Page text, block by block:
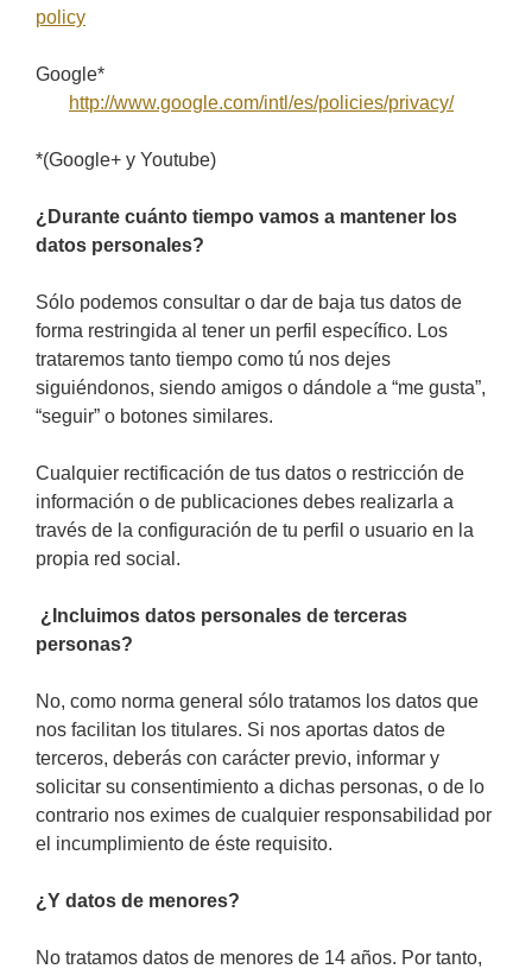
policy
Google*
http://www.google.com/intl/es/policies/privacy/
*(Google+ y Youtube)
¿Durante cuánto tiempo vamos a mantener los
datos personales?
Sólo podemos consultar o dar de baja tus datos de
forma restringida al tener un perfil específico. Los
trataremos tanto tiempo como tú nos dejes
siguiéndonos, siendo amigos o dándole a “me gusta”,
“seguir” o botones similares.
Cualquier rectificación de tus datos o restricción de
información o de publicaciones debes realizarla a
través de la configuración de tu perfil o usuario en la
propia red social.
¿Incluimos datos personales de terceras
personas?
No, como norma general sólo tratamos los datos que
nos facilitan los titulares. Si nos aportas datos de
terceros, deberás con carácter previo, informar y
solicitar su consentimiento a dichas personas, o de lo
contrario nos eximes de cualquier responsabilidad por
el incumplimiento de éste requisito.
¿Y datos de menores?
No tratamos datos de menores de 14 años. Por tanto,